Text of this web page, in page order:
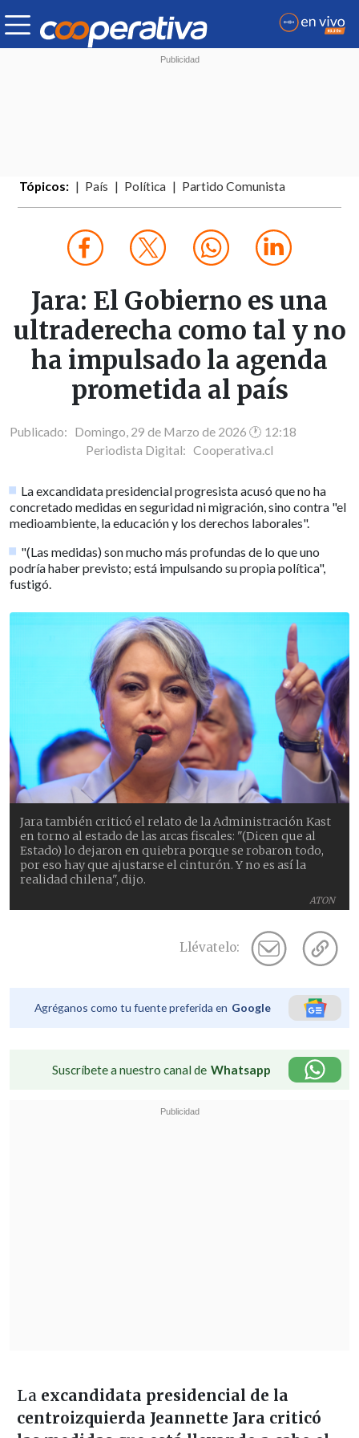
Tópicos: País Política Partido Comunista
Jara: El Gobierno es una
ultraderecha como tal y no
ha impulsado la agenda
prometida al país
Publicado: Domingo, 29 de Marzo de 2026 🕐 12:18
Periodista Digital: Cooperativa.cl
La excandidata presidencial progresista acusó que no ha
concretado medidas en seguridad ni migración, sino contra "el
medioambiente, la educación y los derechos laborales".
"(Las medidas) son mucho más profundas de lo que uno
podría haber previsto; está impulsando su propia política",
fustigó.
ATON
Jara también criticó el relato de la Administración Kast
en torno al estado de las arcas fiscales: "(Dicen que al
Estado) lo dejaron en quiebra porque se robaron todo,
por eso hay que ajustarse el cinturón. Y no es así la
realidad chilena", dijo.
Llévatelo:
Agréganos como tu fuente preferida en Google
Suscríbete a nuestro canal de Whatsapp
La excandidata presidencial de la
centroizquierda Jeannette Jara criticó